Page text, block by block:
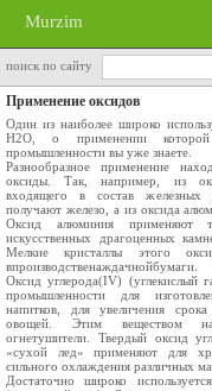
Murzim
поиск по сайту
Применение оксидов
Один из наиболее широко
H2O, о применении
промышленности вы уже знаете.
Разнообразное применение
оксиды. Так, например, из
входящего в состав
получают железо, а из оксида
Оксид алюминия применяют
искусственных драгоценных
Мелкие кристаллы этого
впроизводственаждачнойбумаги.
Оксид углерода(IV) (углекислый
промышленности для
напитков, для увеличения
овощей. Этим веществом
огнетушители. Твердый оксид
«сухой лед» применяют для
сильного охлаждения различных
Достаточно широко